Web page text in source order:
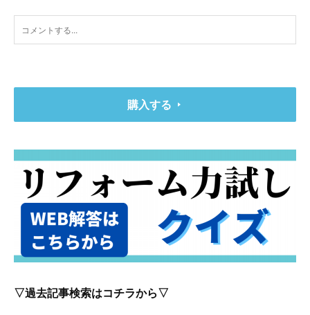
購入する
▽過去記事検索はコチラから▽